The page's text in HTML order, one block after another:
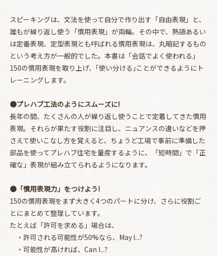
お買い物を続ける カートへ進む
スピーキングは、文法を使って自分で作り出す「自由表現」と、
誰もが繰り返し使う「慣用表現」が両輪。その中で、熟語あるい
は定番表現、定型表現とも呼ばれる慣用表現は、丸暗記するもの
という考え方が一般的でした。本書は「会話でよく使われる」
150の慣用表現を取り上げ、｢使い分ける｣ことができるようにト
レーニングします。
●プレハブ工法のようにスムーズに!
長年の間、たくさんの人が繰り返し使うことで定着してきた慣用
表現。それらが果たす役割に注目し、ニュアンスの違いなどを押
さえて使いこなし方を覚えると、ちょうど工場で事前に準備した
部品を使ってプレハブ住宅を量産するように、「短時間」で「正
確な」表現が組み立てられるようになります。
●「慣用表現力」をつけよう!
150の慣用表現をまず大きく4つのパートに分け、さらに役割ご
とにまとめて整理しています。
たとえば「許可を求める」場合は、
・許可される可能性が50%なら、May I...?
・可能性が高ければ、Can I...?